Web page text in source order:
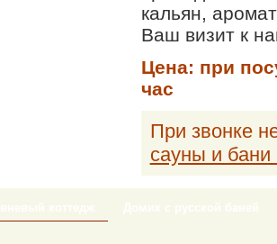
кальян,
Ваш визит к
Цена: при
час
При звонке
сауны и